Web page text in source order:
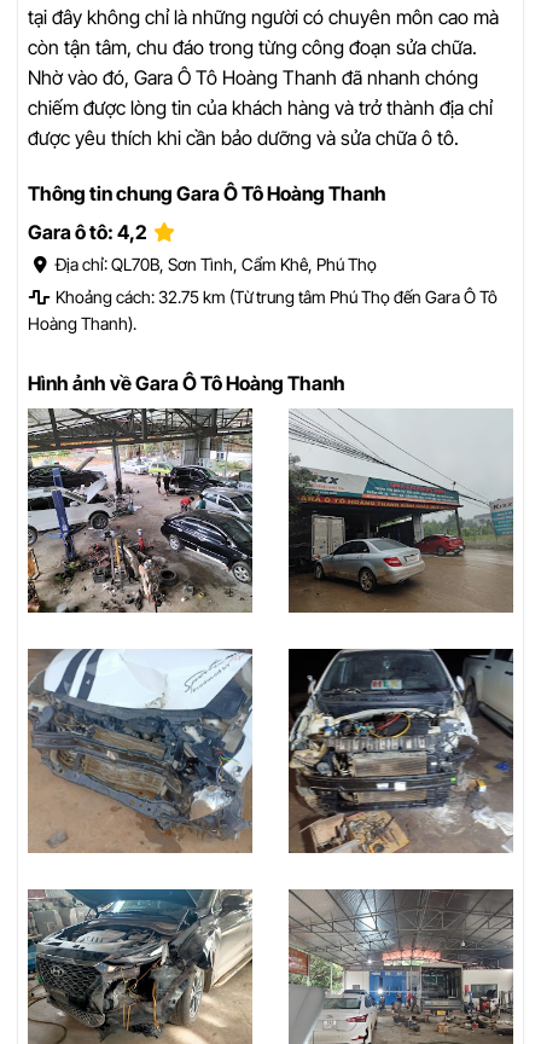
tại đây không chỉ là những người có chuyên môn cao mà
còn tận tâm, chu đáo trong từng công đoạn sửa chữa.
Nhờ vào đó, Gara Ô Tô Hoàng Thanh đã nhanh chóng
chiếm được lòng tin của khách hàng và trở thành địa chỉ
được yêu thích khi cần bảo dưỡng và sửa chữa ô tô.
Thông tin chung Gara Ô Tô Hoàng Thanh
Gara ô tô: 4,2
Địa chỉ: QL70B, Sơn Tình, Cẩm Khê, Phú Thọ
Khoảng cách: 32.75 km (Từ trung tâm Phú Thọ đến Gara Ô Tô
Hoàng Thanh).
Hình ảnh về Gara Ô Tô Hoàng Thanh